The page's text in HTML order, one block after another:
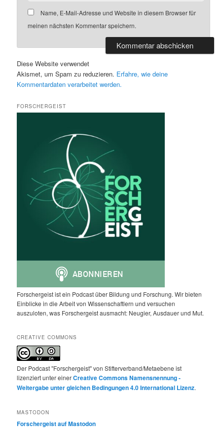
Name, E-Mail-Adresse und Website in diesem Browser für
meinen nächsten Kommentar speichern.
Diese Website verwendet
Akismet, um Spam zu reduzieren. Erfahre, wie deine
Kommentardaten verarbeitet werden.
FORSCHERGEIST
Forschergeist ist ein Podcast über Bildung und Forschung. Wir bieten
Einblicke in die Arbeit von Wissenschaftlern und versuchen
auszuloten, was Forschergeist ausmacht: Neugier, Ausdauer und Mut.
CREATIVE COMMONS
Der Podcast "Forschergeist" von Stifterverband/Metaebene ist
lizenziert unter einerCreative Commons Namensnennung -
Weitergabe unter gleichen Bedingungen 4.0 International Lizenz.
MASTODON
Forschergeist auf Mastodon